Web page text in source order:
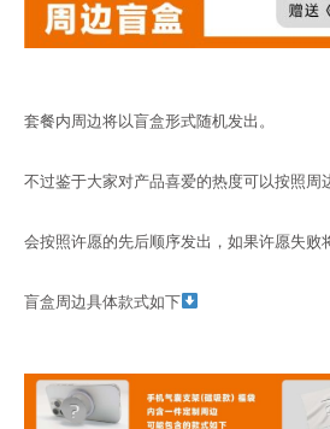
套餐内周边将以盲盒形式随机发出。
不过鉴于大家对产品喜爱的热度可以按照周
会按照许愿的先后顺序发出，如果许愿失败
盲盒周边具体款式如下